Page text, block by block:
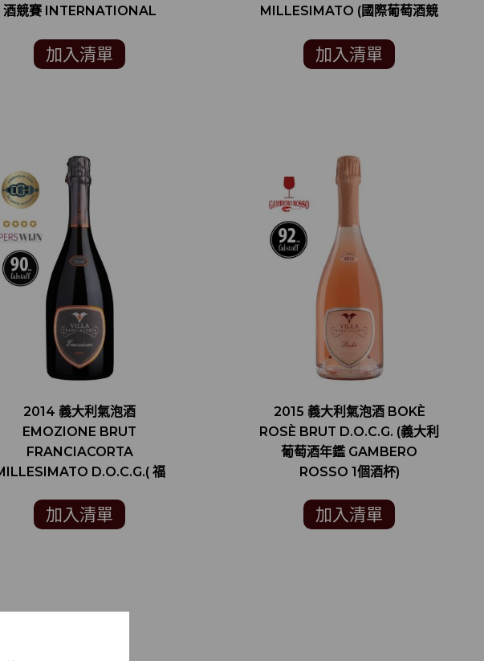
酒競賽 INTERNATIONAL
加入清單
MILLESIMATO (國際葡萄酒競
CHALLENGE 銀牌)
加入清單
2014 義大利氣泡酒
EMOZIONE BRUT
FRANCIACORTA
D.O.C.G.( 福
MAGAZIN 90分 )
加入清單
2015 義大利氣泡酒 BOKÈ
ROSÈ BRUT D.O.C.G. (義大利
葡萄酒年鑑 GAMBERO
ROSSO 1個酒杯)
加入清單